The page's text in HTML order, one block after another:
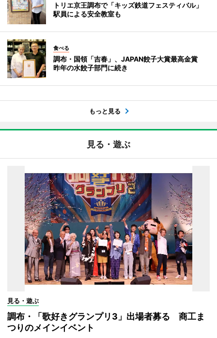
トリエ京王調布で「キッズ鉄道フェスティバル」
駅員による安全教室も
食べる
調布・国領「吉春」、JAPAN餃子大賞最高金賞
昨年の水餃子部門に続き
もっと見る
見る・遊ぶ
見る・遊ぶ
調布・「歌好きグランプリ3」出場者募る 商工ま
つりのメインイベント